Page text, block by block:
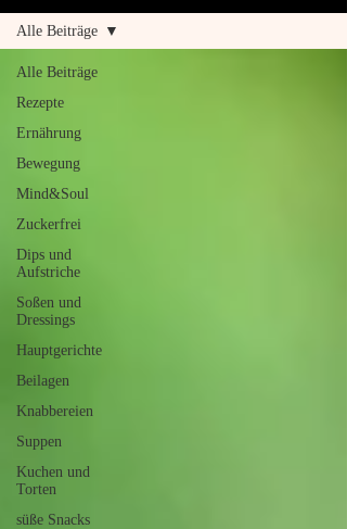
Alle Beiträge
Rezepte
Ernährung
Bewegung
Mind&Soul
Zuckerfrei
Dips und
Aufstriche
Soßen und
Dressings
Hauptgerichte
Beilagen
Knabbereien
Suppen
Kuchen und
Torten
süße Snacks
Alle Beiträge